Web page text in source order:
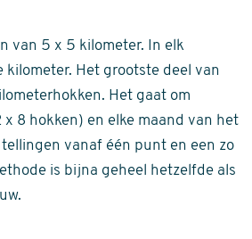
van 5 x 5 kilometer. In elk
kilometer. Het grootste deel van
Het gaat om
8 hokken) en elke maand van het
vanaf één punt en een zo
is bijna geheel hetzelfde als